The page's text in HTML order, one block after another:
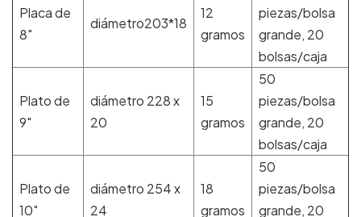
Placa de
8"
diámetro203*18
12
gramos
piezas/bolsa
grande, 20
bolsas/caja
Plato de
9"
diámetro 228 x
20
15
gramos
50
piezas/bolsa
grande, 20
bolsas/caja
Plato de
10"
diámetro 254 x
24
18
gramos
50
piezas/bolsa
grande, 20